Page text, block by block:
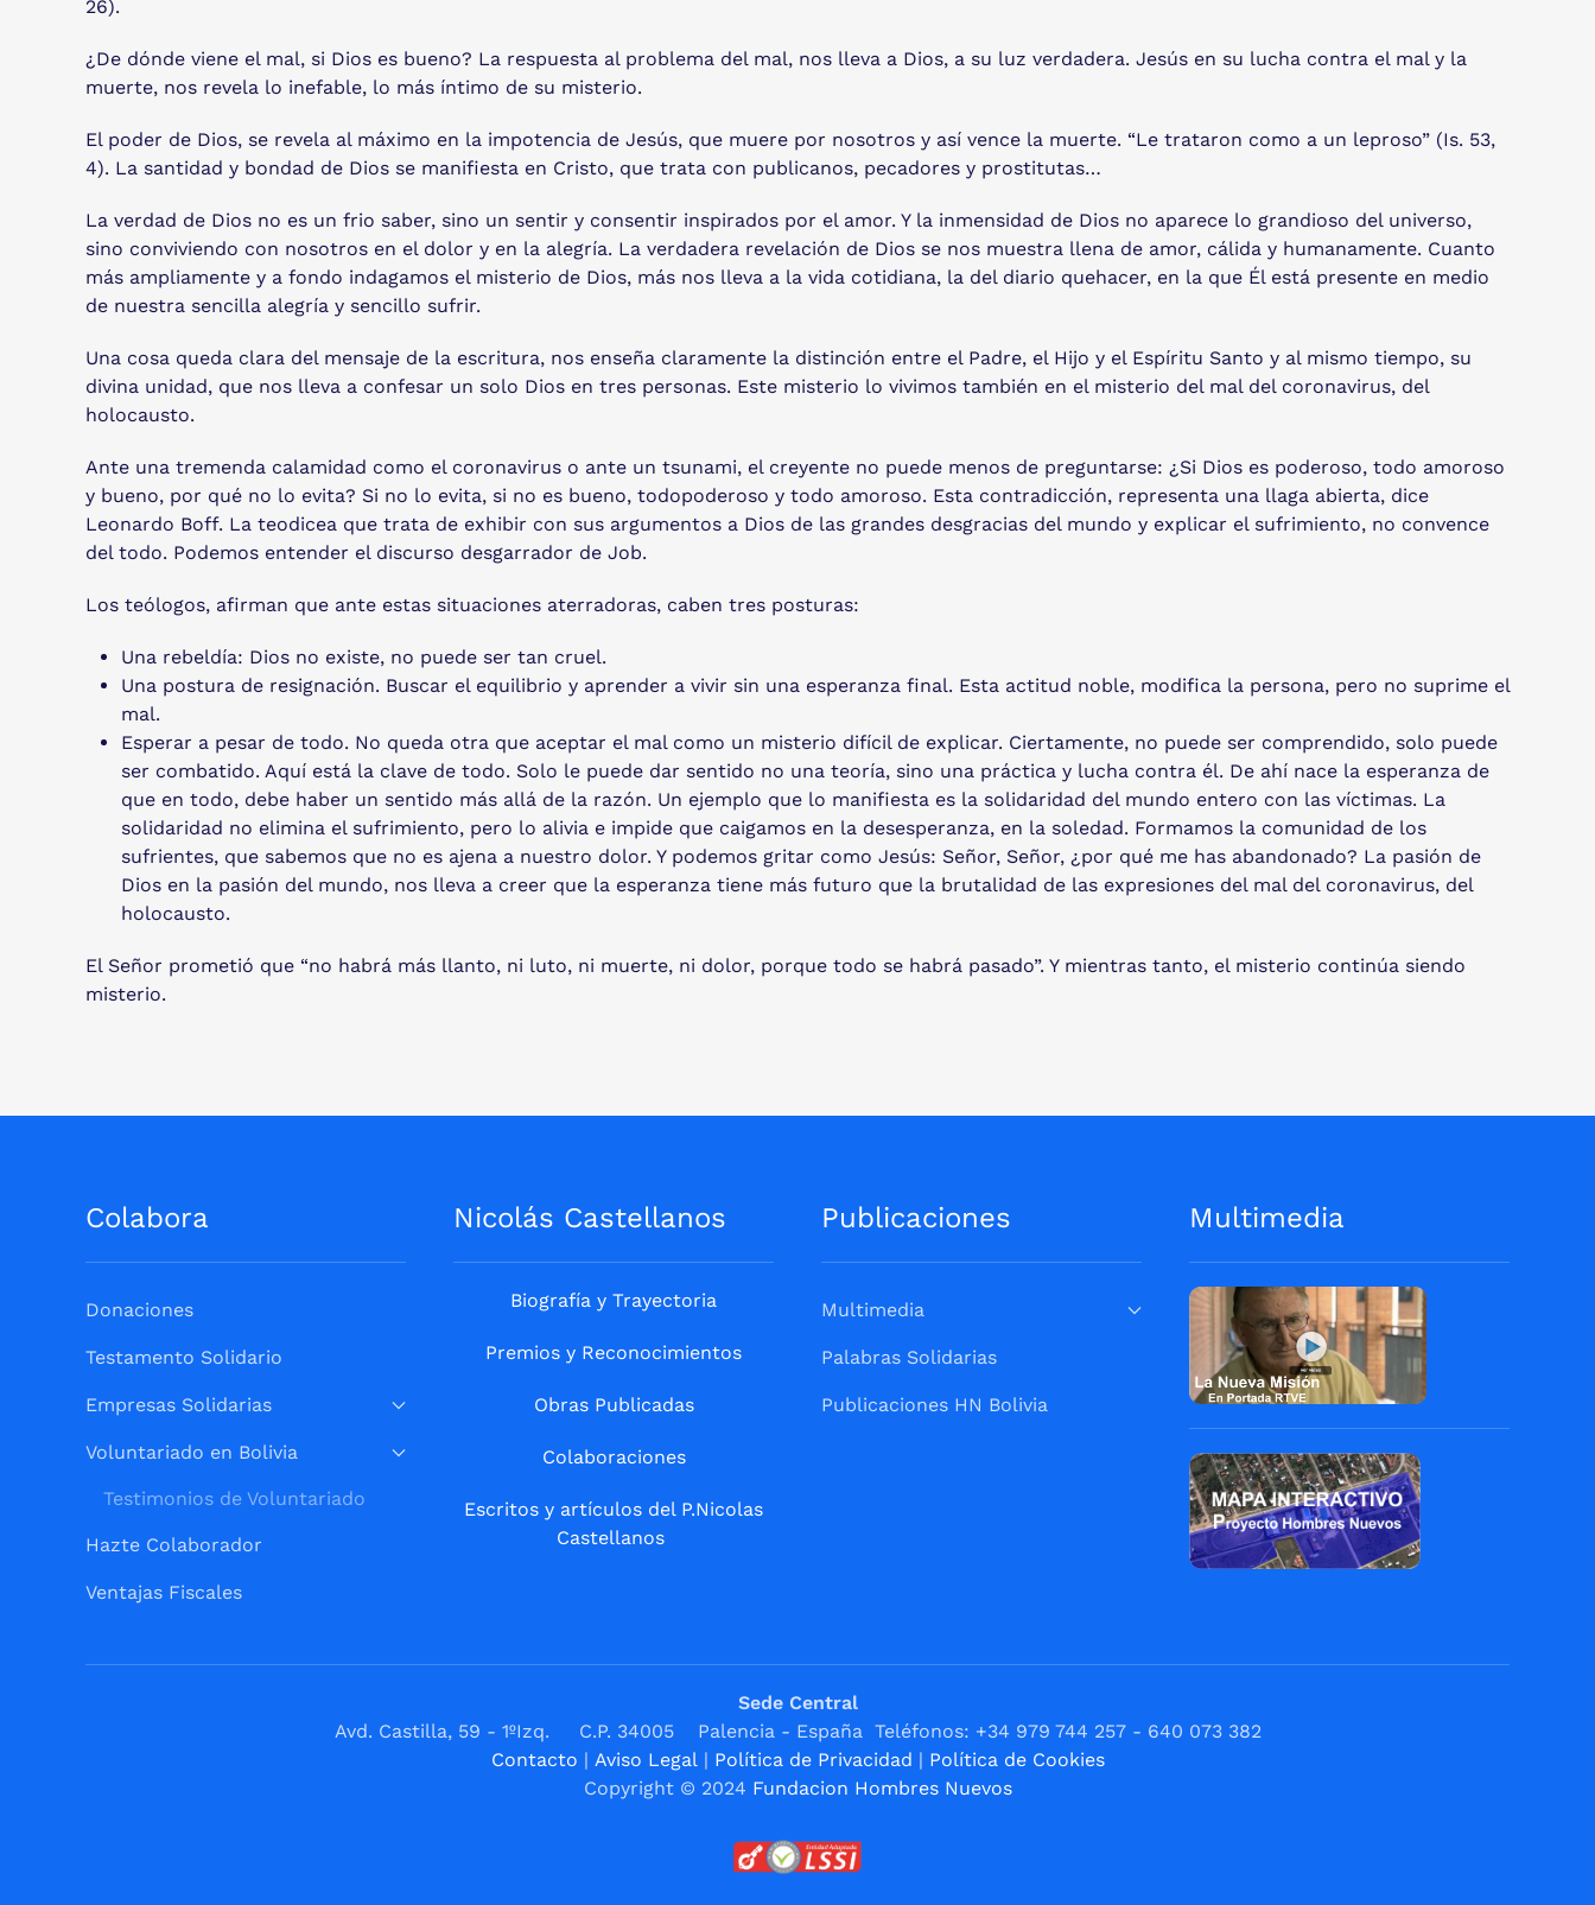
26).
¿De dónde viene el mal, si Dios es bueno? La respuesta al problema del mal, nos lleva a Dios, a su luz verdadera. Jesús en su lucha contra el mal y la
muerte, nos revela lo inefable, lo más íntimo de su misterio.
El poder de Dios, se revela al máximo en la impotencia de Jesús, que muere por nosotros y así vence la muerte. “Le trataron como a un leproso” (Is. 53,
4). La santidad y bondad de Dios se manifiesta en Cristo, que trata con publicanos, pecadores y prostitutas…
La verdad de Dios no es un frio saber, sino un sentir y consentir inspirados por el amor. Y la inmensidad de Dios no aparece lo grandioso del universo,
sino conviviendo con nosotros en el dolor y en la alegría. La verdadera revelación de Dios se nos muestra llena de amor, cálida y humanamente. Cuanto
más ampliamente y a fondo indagamos el misterio de Dios, más nos lleva a la vida cotidiana, la del diario quehacer, en la que Él está presente en medio
de nuestra sencilla alegría y sencillo sufrir.
Una cosa queda clara del mensaje de la escritura, nos enseña claramente la distinción entre el Padre, el Hijo y el Espíritu Santo y al mismo tiempo, su
divina unidad, que nos lleva a confesar un solo Dios en tres personas. Este misterio lo vivimos también en el misterio del mal del coronavirus, del
holocausto.
Ante una tremenda calamidad como el coronavirus o ante un tsunami, el creyente no puede menos de preguntarse: ¿Si Dios es poderoso, todo amoroso
y bueno, por qué no lo evita? Si no lo evita, si no es bueno, todopoderoso y todo amoroso. Esta contradicción, representa una llaga abierta, dice
Leonardo Boff. La teodicea que trata de exhibir con sus argumentos a Dios de las grandes desgracias del mundo y explicar el sufrimiento, no convence
del todo. Podemos entender el discurso desgarrador de Job.
Los teólogos, afirman que ante estas situaciones aterradoras, caben tres posturas:
Una rebeldía: Dios no existe, no puede ser tan cruel.
Una postura de resignación. Buscar el equilibrio y aprender a vivir sin una esperanza final. Esta actitud noble, modifica la persona, pero no suprime el
mal.
Esperar a pesar de todo. No queda otra que aceptar el mal como un misterio difícil de explicar. Ciertamente, no puede ser comprendido, solo puede
ser combatido. Aquí está la clave de todo. Solo le puede dar sentido no una teoría, sino una práctica y lucha contra él. De ahí nace la esperanza de
que en todo, debe haber un sentido más allá de la razón. Un ejemplo que lo manifiesta es la solidaridad del mundo entero con las víctimas. La
solidaridad no elimina el sufrimiento, pero lo alivia e impide que caigamos en la desesperanza, en la soledad. Formamos la comunidad de los
sufrientes, que sabemos que no es ajena a nuestro dolor. Y podemos gritar como Jesús: Señor, Señor, ¿por qué me has abandonado? La pasión de
Dios en la pasión del mundo, nos lleva a creer que la esperanza tiene más futuro que la brutalidad de las expresiones del mal del coronavirus, del
holocausto.
El Señor prometió que “no habrá más llanto, ni luto, ni muerte, ni dolor, porque todo se habrá pasado”. Y mientras tanto, el misterio continúa siendo
misterio.
Colabora
Donaciones
Testamento Solidario
Empresas Solidarias
Voluntariado en Bolivia
Testimonios de Voluntariado
Hazte Colaborador
Ventajas Fiscales
Nicolás Castellanos
Biografía y Trayectoria
Premios y Reconocimientos
Obras Publicadas
Colaboraciones
Escritos y artículos del P.Nicolas
Castellanos
Publicaciones
Multimedia
Palabras Solidarias
Publicaciones HN Bolivia
Multimedia
Sede Central
Avd. Castilla, 59 - 1ºIzq. C.P. 34005 Palencia - España Teléfonos: +34 979 744 257 - 640 073 382
Contacto | Aviso Legal | Política de Privacidad | Política de Cookies
Copyright © 2024 Fundacion Hombres Nuevos